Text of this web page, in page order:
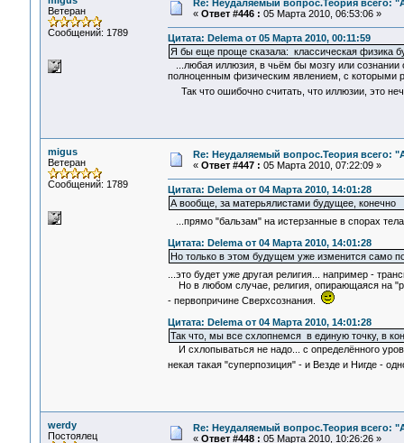
Ветеран
Сообщений: 1789
Re: Неудаляемый вопрос.Теория всего:
« Ответ #446 : 05 Марта 2010, 06:53:06 »
Цитата: Delema от 05 Марта 2010, 00:11:59
Я бы еще проще сказала: классическая физика
...любая иллюзия, в чьём бы мозгу или сознании
полноценным физическим явлением, с которыми
Так что ошибочно считать, что иллюзии, это
migus
Ветеран
Сообщений: 1789
Re: Неудаляемый вопрос.Теория всего:
« Ответ #447 : 05 Марта 2010, 07:22:09 »
Цитата: Delema от 04 Марта 2010, 14:01:28
А вообще, за матерьялистами будущее, конечно
...прямо "бальзам" на истерзанные в спорах
Цитата: Delema от 04 Марта 2010, 14:01:28
Но только в этом будущем уже изменится само
...это будет уже другая религия... например -
Но в любом случае, религия, опирающаяся на
- первопричине Сверхсознания.
Цитата: Delema от 04 Марта 2010, 14:01:28
Так что, мы все схлопнемся в единую точку, в
И схлопываться не надо... с определённого
некая такая "суперпозиция" - и Везде и Нигде -
werdy
Постоялец
Re: Неудаляемый вопрос.Теория всего:
« Ответ #448 : 05 Марта 2010, 10:26:26 »